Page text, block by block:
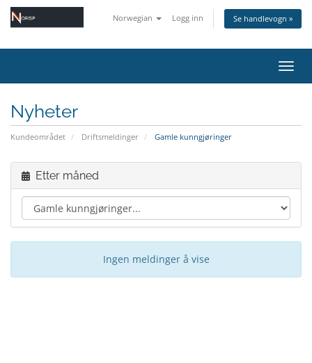
Norwegian Logg inn Se handlevogn »
Bytt
Nyheter
Kundeområdet Driftsmeldinger Gamle kunngjøringer
Etter måned
Ingen meldinger å vise